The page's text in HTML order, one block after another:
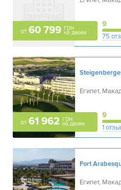
от 60 799 грн
на двоих
9
75
от 61 962 грн
на двоих
Египет,
9
1
Fort
Египет,